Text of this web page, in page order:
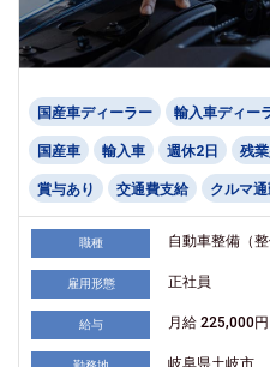
国産車ディーラー 輸入車ディー
国産車 輸入車 週休2日 残
賞与あり 交通費支給 クルマ
職種 自動車整備（
雇用形態 正社員
給与 月給 225,000
岐阜県土岐市